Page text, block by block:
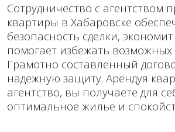
Сотрудничество с агентством
квартиры в Хабаровске
безопасность сделки,
помогает избежать
Грамотно составленный
надежную защиту. Арендуя
агентство, вы получаете для
оптимальное жилье и